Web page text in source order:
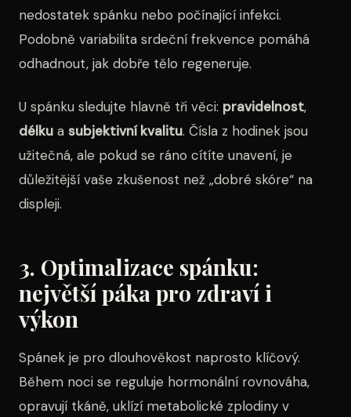
nedostatek spánku nebo počínající infekci.
Podobně variabilita srdeční frekvence pomáhá
odhadnout, jak dobře tělo regeneruje.
U spánku sledujte hlavně tři věci: pravidelnost,
délku a subjektivní kvalitu. Čísla z hodinek jsou
užitečná, ale pokud se ráno cítíte unavení, je
důležitější vaše zkušenost než „dobré skóre“ na
displeji.
3. Optimalizace spánku:
největší páka pro zdraví i
výkon
Spánek je pro dlouhověkost naprosto klíčový.
Během noci se reguluje hormonální rovnováha,
opravují tkáně, uklízí metabolické zplodiny v